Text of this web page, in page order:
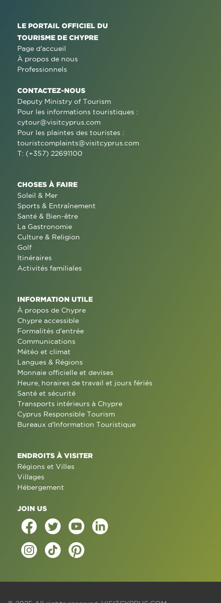
LE PORTAIL OFFICIEL DU
TOURISME DE CHYPRE
Page d'accueil
À propos de nous
Professionnels
CONTACTEZ-NOUS
Deputy Ministry of Tourism
Pour les informations touristiques :
cytour@visitcyprus.com
Pour les plaintes des touristes :
touristcomplaints@visitcyprus.com
T: (+357) 22691100
CHOSES À FAIRE
Soleil & Mer
Sports & Entraînement
Santé & Bien-être
La Gastronomie
Culture & Religion
Golf
Itinéraires
Activités familiales
INFORMATION UTILE
À propos de Chypre
Chypre accessible
Formalités d'entrée
Communications
Météo et climat
Langues & Régions
Monnaie officielle et devises
Heure, horaires de travail et jours fériés
Santé et sécurité
Transports intérieurs à Chypre
Cyprus Responsible Tourism
Bureaux d'Information Touristique
ENDROITS À VISITER
Régions et Villes
Villages
Hébergement
JOIN US